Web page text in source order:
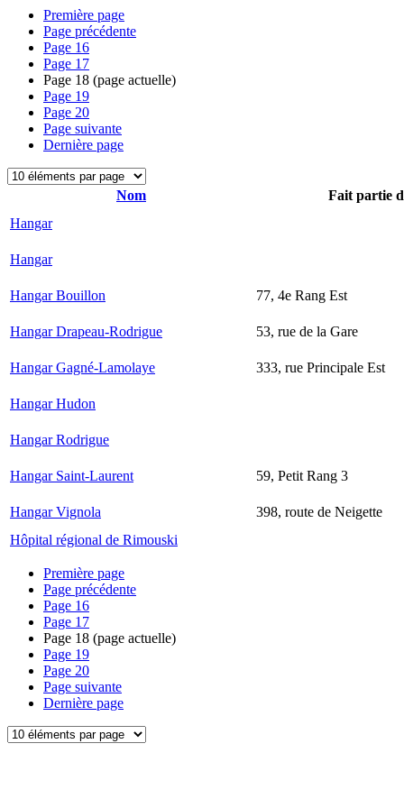
Première page
Page précédente
Page 16
Page 17
Page 18 (page actuelle)
Page 19
Page 20
Page suivante
Dernière page
Nom
Fait partie
Hangar
Hangar
Hangar Bouillon 77, 4e Rang Est
Hangar Drapeau-Rodrigue 53, rue de la Gare
Hangar Gagné-Lamolaye 333, rue Principale Est
Hangar Hudon
Hangar Rodrigue
Hangar Saint-Laurent 59, Petit Rang 3
Hangar Vignola
398, route de Neigette
Hôpital régional de Rimouski
Première page
Page précédente
Page 16
Page 17
Page 18 (page actuelle)
Page 19
Page 20
Page suivante
Dernière page